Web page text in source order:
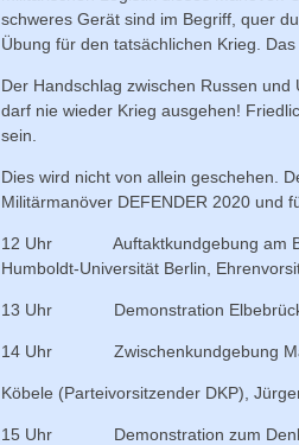
schweres Gerät sind im Begriff, quer
Übung für den tatsächlichen Krieg.
Der Handschlag zwischen Russen
darf nie wieder Krieg ausgehen!
sein.
Dies wird nicht von allein geschehen.
Militärmanöver DEFENDER 2020 und
12 Uhr Auftaktkundgebung am
Humboldt-Universität Berlin,
13 Uhr Demonstration
14 Uhr Zwischenkundgebung
Köbele (Parteivorsitzender DKP),
15 Uhr Demonstration zum